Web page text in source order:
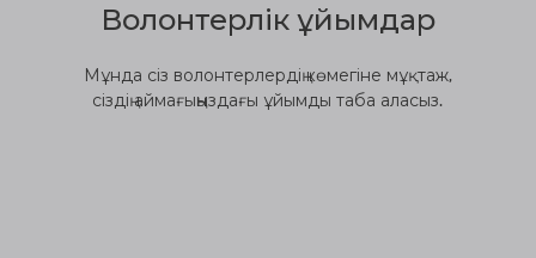
Волонтерлік ұйымдар
Мұнда сіз волонтерлердің көмегіне мұқтаж,
сіздің аймағыңыздағы ұйымды таба аласыз.